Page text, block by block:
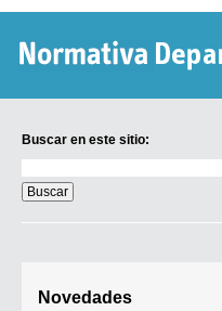
Buscar en este sitio:
en
este
sitio:
Novedades